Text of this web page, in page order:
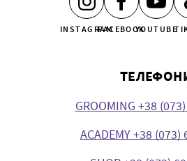
INSTAGRAMFACEBOOKYOUTUBE
GROOMING +38
ACADEMY +38 (073)